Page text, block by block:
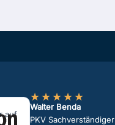
auf
★★★★★
Walter Benda
PKV Sachverständiger